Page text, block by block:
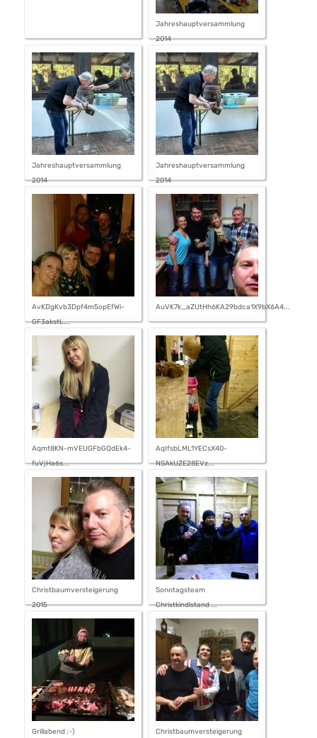
Jahreshauptversammlung
2014
Jahreshauptversammlung
2014
Jahreshauptversammlung
2014
AvKDgKvb3Dpf4m5opEfWi-
GF3akstL...
AuVK7k_aZUtHh6KA29bdca1X9bX6A4...
Aqmt8KN-mVEUGFbGQdEk4-
fuVjHa6s...
AqIfsbLML1YECsX40-
NSAkUZE28EVz...
Christbaumversteigerung
2015
Sonntagsteam
Christkindlstand ...
Grillabend :-)
Christbaumversteigerung